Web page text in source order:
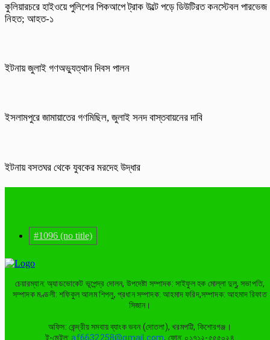
কুলিয়ারচরে হাইওয়ে পুলিশের পিকআপে ট্রাক উল্টে পড়ে ডিউটিরত কনস্টেবল পারভেজ
নিহত; আহত-১
ইটনায় জুলাই গণঅভ্যুত্থান দিবস পালন
ইসলামপুরে জামায়াতের গণমিছিল, জুলাই সনদ বাস্তবায়নের দাবি
ইটনায় বসতঘর থেকে যুবকের মরদেহ উদ্ধার
#1096 (no title)
চেয়ারম্যান: অ্যাডভোকেট ভূপেন্দ্র দোলন, উপদেষ্টা সম্পাদক: সাইফুল হক মোল্লা দুলু, সভাপতি,
সম্পাদক মণ্ডলী: শফিকুল আলম শিপলু, প্রধান সম্পাদক: আহমাদ ফরিদ,সম্পাদক: আহমাদ রিফাত
সিজান।
অফিস: কেন্দ্রীয় সমবায় ব্যাংক ভবন (দোতলা), খরমপট্টি, কিশোরগঞ্জ।
ই-মেইল:af6632258@gmail.com, ফোন: ০১৭১২-৫৫৫০২৪